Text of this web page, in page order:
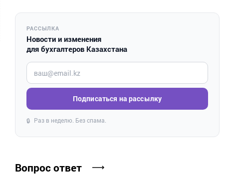
РАССЫЛКА
Новости и изменения
для бухгалтеров Казахстана
Введите ваш e-mail
Подписаться на рассылку
🔒 Раз в неделю. Без спама.
Вопрос ответ